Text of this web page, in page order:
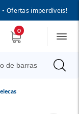
• Ofertas imperdíveis!
0